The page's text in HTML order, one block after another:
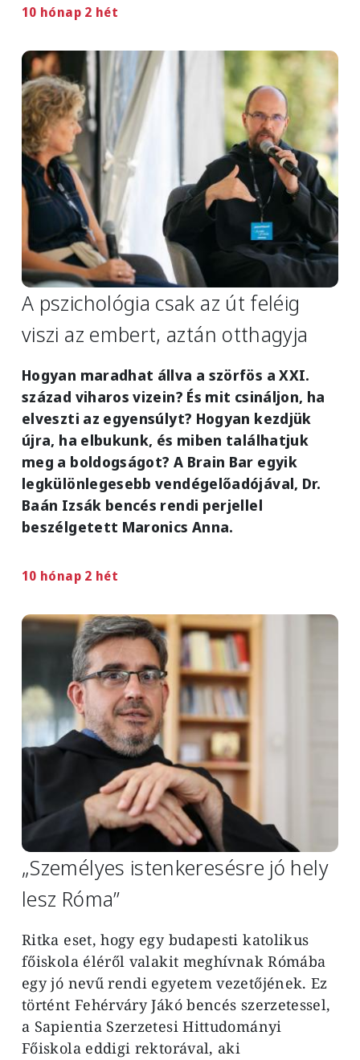
10 hónap 2 hét
Image
A pszichológia csak az út feléig
viszi az embert, aztán otthagyja
Hogyan maradhat állva a szörfös a XXI.
század viharos vizein? És mit csináljon, ha
elveszti az egyensúlyt? Hogyan kezdjük
újra, ha elbukunk, és miben találhatjuk
meg a boldogságot? A Brain Bar egyik
legkülönlegesebb vendégelőadójával, Dr.
Baán Izsák bencés rendi perjellel
beszélgetett Maronics Anna.
10 hónap 2 hét
Image
„Személyes istenkeresésre jó hely
lesz Róma”
Ritka eset, hogy egy budapesti katolikus
főiskola éléről valakit meghívnak Rómába
egy jó nevű rendi egyetem vezetőjének. Ez
történt Fehérváry Jákó bencés szerzetessel,
a Sapientia Szerzetesi Hittudományi
Főiskola eddigi rektorával, aki